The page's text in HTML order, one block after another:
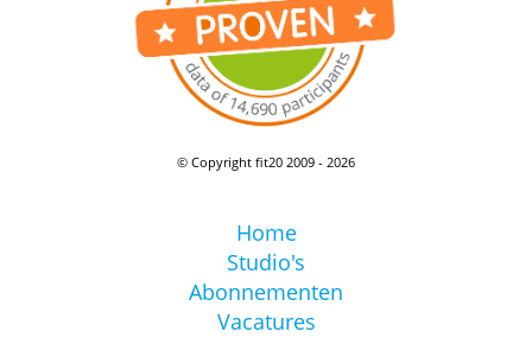
© Copyright fit20 2009 - 2026
Home
Studio's
Abonnementen
Vacatures